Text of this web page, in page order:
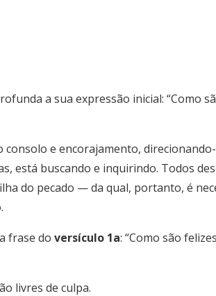
a sua expressão inicial: “Como
e encorajamento,
está buscando e inquirindo. Todos
do pecado — da qual, portanto, é
frase do versículo 1a: “Como são
livres de culpa.